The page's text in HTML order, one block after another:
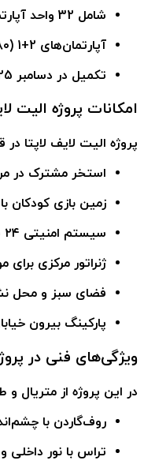
شامل 32 واحد آپارتمانی
آپارتمان‌های 2+1 (۸۰–۸۹ مترمربع) و 3+1 (۱۱۶–۱۳۰ مترمربع)
تکمیل در دسامبر 2025
امکانات پروژه الیت
پروژه الیت لایف لاپتا
استخر مشترک در
زمین بازی کودکان
سیستم امنیتی ۲۴ ساعته و دوربین مدار بسته
ژنراتور مرکزی برای
فضای سبز و محل
پارکینگ بیرون
ویژگی‌های فنی در
در این پروژه از متریال
روف‌گاردن با
تراس با نور داخلی